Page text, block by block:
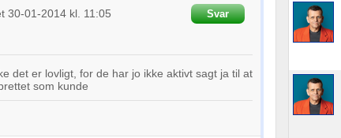
30-01-2014kl. 11:05 Svar
det er lovligt, for de har jo ikke aktivt sagt ja til at
som kunde